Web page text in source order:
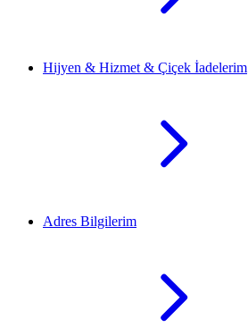
Hijyen & Hizmet & Çiçek İadelerim
Adres Bilgilerim